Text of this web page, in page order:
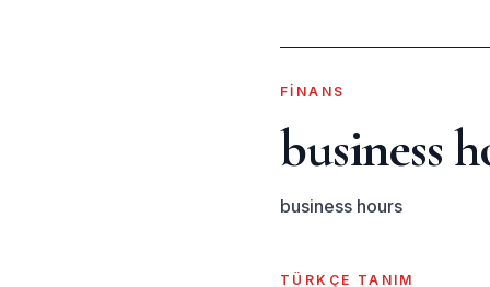
FINANS
business
business hours
TÜRKÇE TANIM